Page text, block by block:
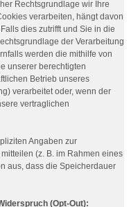
Rechtsgrundlage wir Ihre
verarbeiten, hängt davon
dies zutrifft und Sie in die
der Verarbeitung
werden die mithilfe von
unserer berechtigten
Betrieb unseres
verarbeitet oder, wenn der
vertraglichen
Angaben zur
(z. B. im Rahmen eines
aus, dass die Speicherdauer
(Opt-Out):